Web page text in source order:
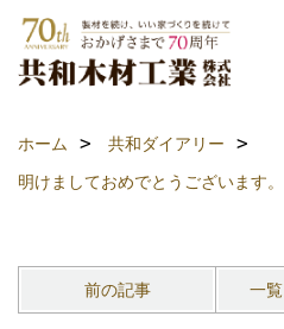
ホーム
共和ダイアリー
明けましておめでとうございます。
前の記事 一覧